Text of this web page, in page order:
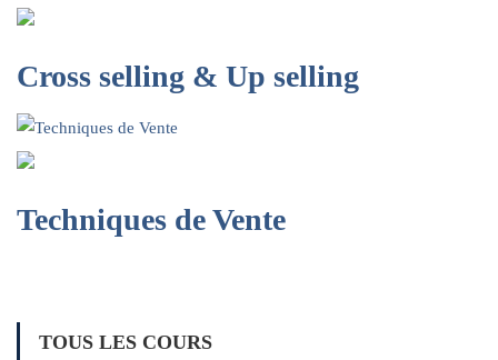
Cross selling & Up selling
Techniques de Vente
TOUS LES COURS